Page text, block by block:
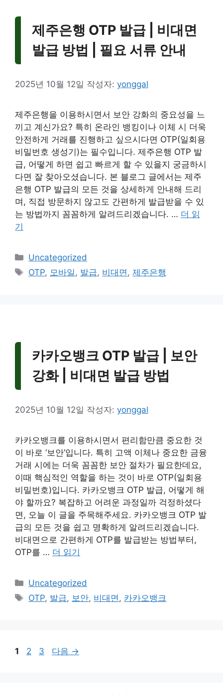
제주은행 OTP 발급 | 비대면
발급 방법 | 필요 서류 안내
2025년 10월 12일 작성자: yonggal
제주은행을 이용하시면서 보안 강화의 중요성을 느
끼고 계신가요? 특히 온라인 뱅킹이나 이체 시 더욱
안전하게 거래를 진행하고 싶으시다면 OTP(일회용
비밀번호 생성기)는 필수입니다. 제주은행 OTP 발
급, 어떻게 하면 쉽고 빠르게 할 수 있을지 궁금하시
다면 잘 찾아오셨습니다. 본 블로그 글에서는 제주
은행 OTP 발급의 모든 것을 상세하게 안내해 드리
며, 직접 방문하지 않고도 간편하게 발급받을 수 있
는 방법까지 꼼꼼하게 알려드리겠습니다. … 더 읽
기
카
테
Uncategorized
태
OTP, 모바일, 발급, 비대면,제주은행
카카오뱅크 OTP 발급 | 보안
강화 | 비대면 발급 방법
2025년 10월 12일 작성자: yonggal
카카오뱅크를 이용하시면서 편리함만큼 중요한 것
이 바로 ‘보안’입니다. 특히 고액 이체나 중요한 금융
거래 시에는 더욱 꼼꼼한 보안 절차가 필요한데요,
이때 핵심적인 역할을 하는 것이 바로 OTP(일회용
비밀번호)입니다. 카카오뱅크 OTP 발급, 어떻게 해
야 할까요? 복잡하고 어려운 과정일까 걱정하셨다
면, 오늘 이 글을 주목해주세요. 카카오뱅크 OTP 발
급의 모든 것을 쉽고 명확하게 알려드리겠습니다.
비대면으로 간편하게 OTP를 발급받는 방법부터,
OTP를 … 더 읽기
카
테
Uncategorized
태
OTP, 발급, 보안, 비대면, 카카오뱅크
페
1
페
2
페
3 다음 →